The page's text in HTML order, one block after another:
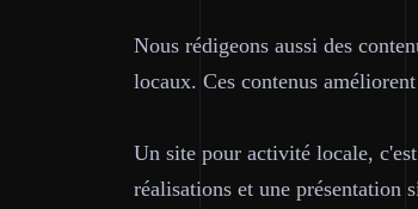
Nous rédigeons aussi des
locaux. Ces contenus
Un site pour activité locale,
réalisations et une présentation